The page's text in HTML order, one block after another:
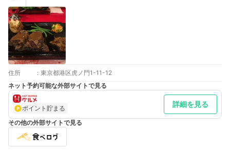
住所 : 東京都港区虎ノ門1-11-12
ネット予約可能な外部サイトで見る
ポイント貯まる 詳細を見る
その他の外部サイトで見る